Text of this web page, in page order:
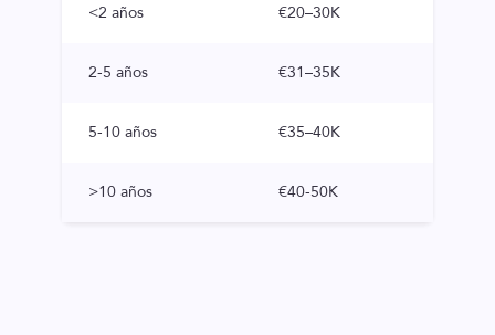
<2 años €20–30K
2-5 años €31–35K
5-10 años €35–40K
>10 años €40-50K